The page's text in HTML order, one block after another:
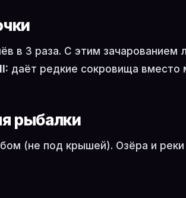
в 3 раза. С этим зачарованием
даёт редкие сокровища вместо
рыбалки
(не под крышей). Озёра и